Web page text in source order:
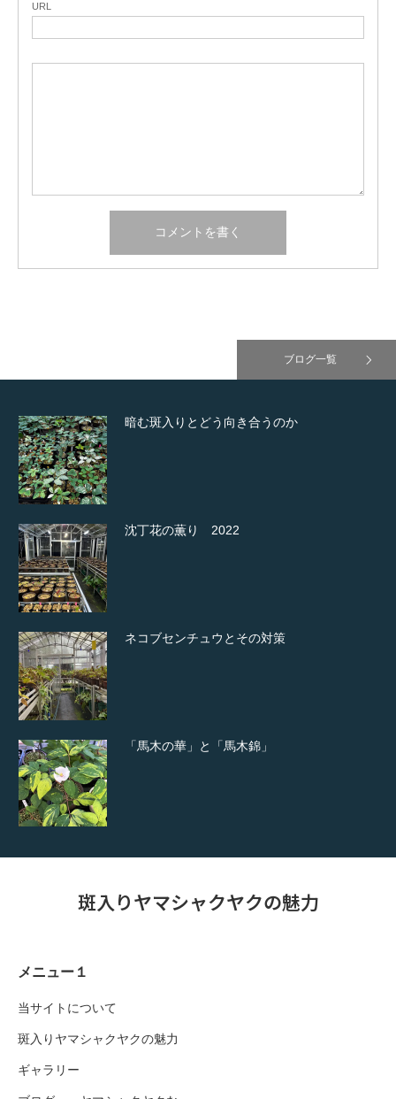
URL
ブログ一覧
暗む斑入りとどう向き合うのか
沈丁花の薫り 2022
ネコブセンチュウとその対策
「馬木の華」と「馬木錦」
斑入りヤマシャクヤクの魅力
メニュー１
当サイトについて
斑入りヤマシャクヤクの魅力
ギャラリー